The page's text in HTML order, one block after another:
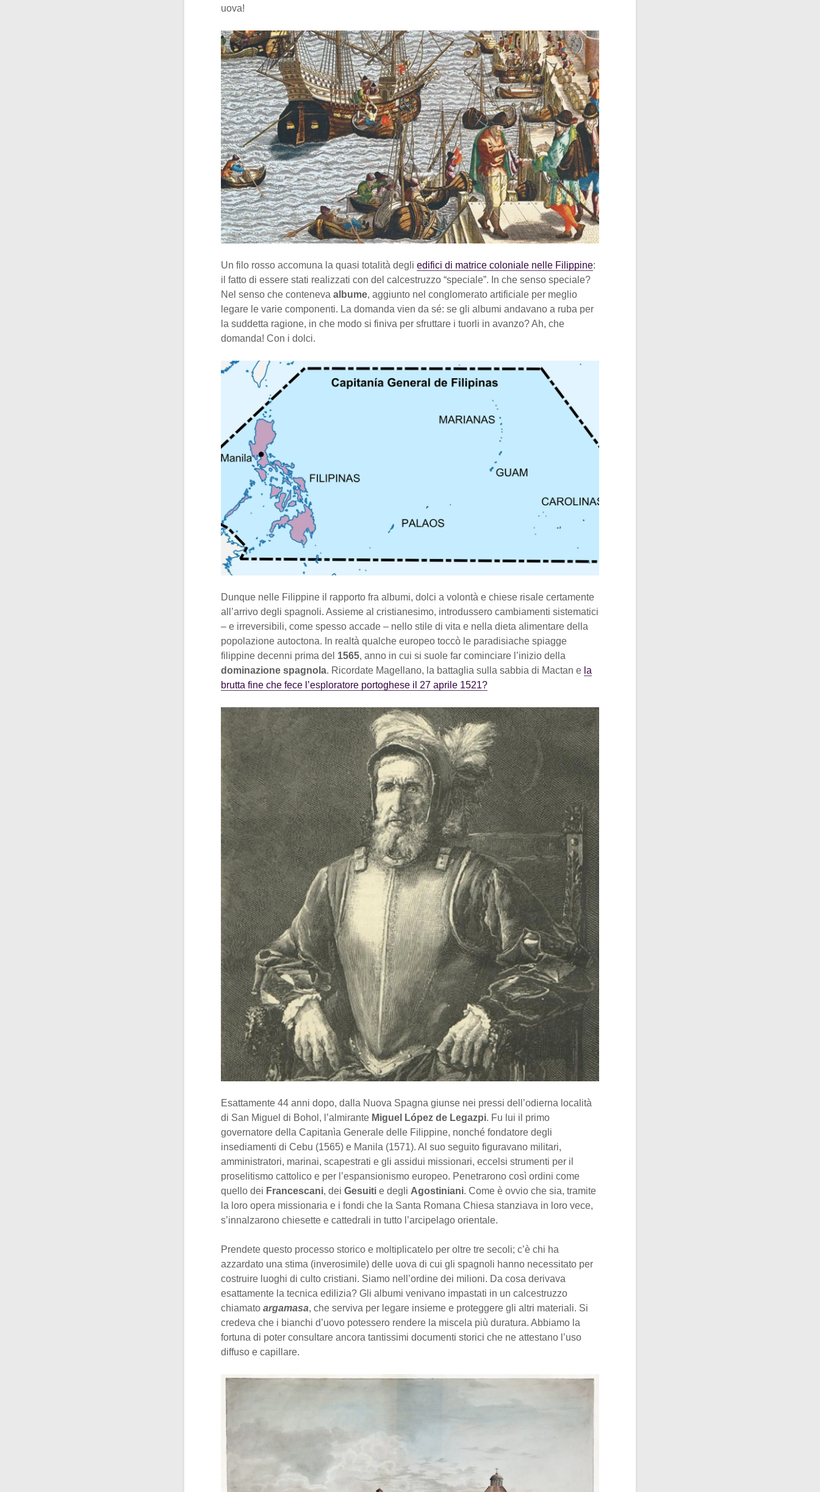
uova!
Un filo rosso accomuna la quasi totalità degli edifici di matrice coloniale nelle Filippine:
il fatto di essere stati realizzati con del calcestruzzo “speciale”. In che senso speciale?
Nel senso che conteneva albume, aggiunto nel conglomerato artificiale per meglio
legare le varie componenti. La domanda vien da sé: se gli albumi andavano a ruba per
la suddetta ragione, in che modo si finiva per sfruttare i tuorli in avanzo? Ah, che
domanda! Con i dolci.
Dunque nelle Filippine il rapporto fra albumi, dolci a volontà e chiese risale certamente
all’arrivo degli spagnoli. Assieme al cristianesimo, introdussero cambiamenti sistematici
– e irreversibili, come spesso accade – nello stile di vita e nella dieta alimentare della
popolazione autoctona. In realtà qualche europeo toccò le paradisiache spiagge
filippine decenni prima del 1565, anno in cui si suole far cominciare l’inizio della
dominazione spagnola. Ricordate Magellano, la battaglia sulla sabbia di Mactan e la
brutta fine che fece l’esploratore portoghese il 27 aprile 1521?
Esattamente 44 anni dopo, dalla Nuova Spagna giunse nei pressi dell’odierna località
di San Miguel di Bohol, l’almirante Miguel López de Legazpi. Fu lui il primo
governatore della Capitanìa Generale delle Filippine, nonché fondatore degli
insediamenti di Cebu (1565) e Manila (1571). Al suo seguito figuravano militari,
amministratori, marinai, scapestrati e gli assidui missionari, eccelsi strumenti per il
proselitismo cattolico e per l’espansionismo europeo. Penetrarono così ordini come
quello dei Francescani, dei Gesuiti e degli Agostiniani. Come è ovvio che sia, tramite
la loro opera missionaria e i fondi che la Santa Romana Chiesa stanziava in loro vece,
s’innalzarono chiesette e cattedrali in tutto l’arcipelago orientale.
Prendete questo processo storico e moltiplicatelo per oltre tre secoli; c’è chi ha
azzardato una stima (inverosimile) delle uova di cui gli spagnoli hanno necessitato per
costruire luoghi di culto cristiani. Siamo nell’ordine dei milioni. Da cosa derivava
esattamente la tecnica edilizia? Gli albumi venivano impastati in un calcestruzzo
chiamato argamasa, che serviva per legare insieme e proteggere gli altri materiali. Si
credeva che i bianchi d’uovo potessero rendere la miscela più duratura. Abbiamo la
fortuna di poter consultare ancora tantissimi documenti storici che ne attestano l’uso
diffuso e capillare.